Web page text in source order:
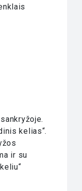
kelias“.
ir su